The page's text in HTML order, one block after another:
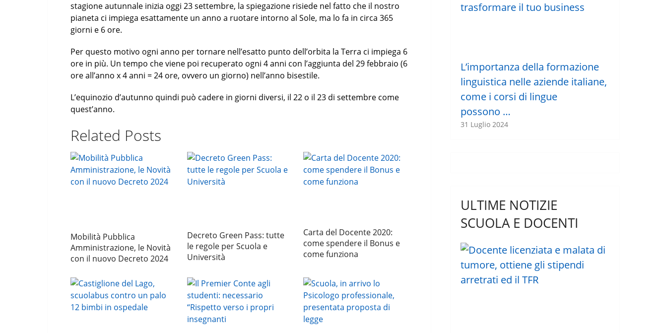
stagione autunnale inizia oggi 23 settembre, la spiegazione risiede nel fatto che il nostro
pianeta ci impiega esattamente un anno a ruotare intorno al Sole, ma lo fa in circa 365
giorni e 6 ore.
Per questo motivo ogni anno per tornare nell’esatto punto dell’orbita la Terra ci impiega 6
ore in più. Un tempo che viene poi recuperato ogni 4 anni con l’aggiunta del 29 febbraio (6
ore all’anno x 4 anni = 24 ore, ovvero un giorno) nell’anno bisestile.
L’equinozio d’autunno quindi può cadere in giorni diversi, il 22 o il 23 di settembre come
quest’anno.
Related Posts
Mobilità Pubblica
Amministrazione, le Novità
con il nuovo Decreto 2024
Decreto Green Pass: tutte
le regole per Scuola e
Università
Carta del Docente 2020:
come spendere il Bonus e
come funziona
L’importanza della formazione
linguistica nelle aziende italiane,
come i corsi di lingue
possono …
31 Luglio 2024
ULTIME NOTIZIE
SCUOLA E DOCENTI